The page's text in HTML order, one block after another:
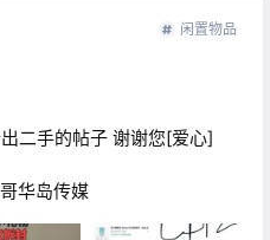
闲置物品
二手的帖子 谢谢您[爱心]
华岛传媒